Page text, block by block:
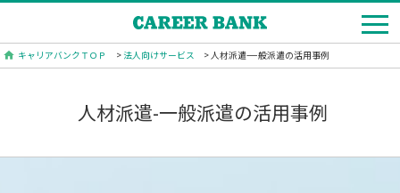
キャリアバンクＴＯＰ > 法人向けサービス > 人材派遣-一般派遣の活用事例
人材派遣-一般派遣の活用事例